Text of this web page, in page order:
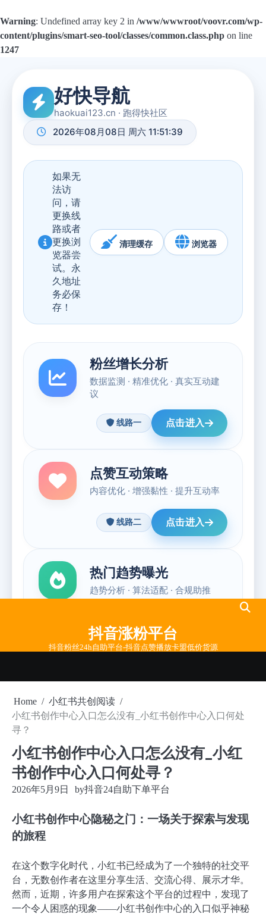
Warning: Undefined array key 2 in /www/wwwroot/voovr.com/wp-
content/plugins/smart-seo-tool/classes/common.class.php on line
1247
抖音涨粉平台
抖音粉丝24h自助平台-抖音点赞播放卡盟低价货源
Home
小红书共创阅读
小红书创作中心入口怎么没有_小红书创作中心入口何处
寻？
小红书创作中心入口怎么没有_小红
书创作中心入口何处寻？
2026年5月9日 by抖音24自助下单平台
小红书创作中心隐秘之门：一场关于探索与发现
的旅程
在这个数字化时代，小红书已经成为了一个独特的社交平
台，无数创作者在这里分享生活、交流心得、展示才华。
然而，近期，许多用户在探索这个平台的过程中，发现了
一个令人困惑的现象——小红书创作中心的入口似乎神秘